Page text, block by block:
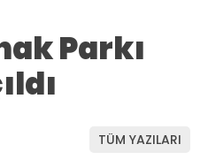
Parkı
TÜM YAZILARI